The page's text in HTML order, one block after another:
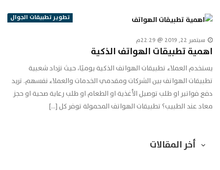
تطوير تطبيقات الجوال
سبتمبر 22, 2019 @ 22:29م
اهمية تطبيقات الهواتف الذكية
يستخدم العملاء تطبيقات الهواتف الذكية يوميًا، حيث تزداد شعبية
تطبيقات الهواتف بين الشركات ومقدمي الخدمات والعملاء نفسهم. تريد
دفع فواتير او طلب توصيل الأغذية او الطعام او طلب رعاية صحية او حجز
معاد عند الطبيب؟ تطبيقات الهواتف المحمولة توفر كل […]
أخر المقالات